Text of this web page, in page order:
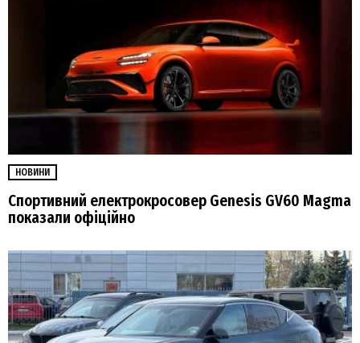
НОВИНИ
Спортивний електрокросовер Genesis GV60 Magma
показали офіційно